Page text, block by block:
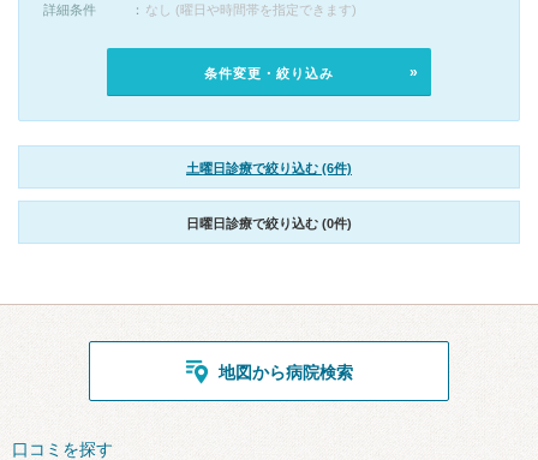
詳細条件
なし (曜日や時間帯を指定できます)
条件変更・絞り込み
土曜日診療で絞り込む (6件)
日曜日診療で絞り込む (0件)
地図から病院検索
口コミを探す